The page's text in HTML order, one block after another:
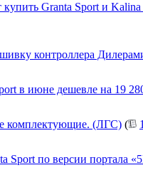
Granta Sport и
контроллера
в июне дешевле на 19
комплектующие. (ЛГС) (
Sport по версии портала